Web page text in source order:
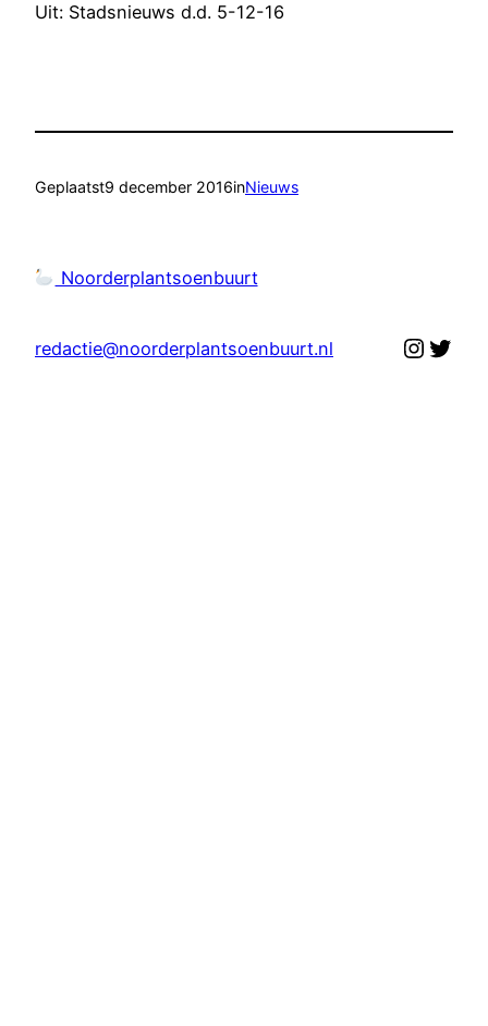
Uit: Stadsnieuws d.d. 5-12-16
Geplaatst9 december 2016inNieuws
Noorderplantsoenbuurt
redactie@noorderplantsoenbuurt.nl